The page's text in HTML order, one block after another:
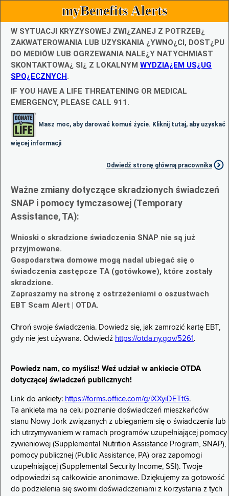
myBenefits Alerts
W SYTUACJI KRYZYSOWEJ ZWI¿ZANEJ Z POTRZEB¿
ZAKWATEROWANIA LUB UZYSKANIA ¿YWNO¿CI, DOST¿PU
DO MEDIÓW LUB OGRZEWANIA NALE¿Y NATYCHMIAST
SKONTAKTOWA¿ SI¿ Z LOKALNYM WYDZIA¿EM US¿UG
SPO¿ECZNYCH.
IF YOU HAVE A LIFE THREATENING OR MEDICAL
EMERGENCY, PLEASE CALL 911.
Masz moc, aby darować komuś życie. Kliknij tutaj, aby uzyskać
więcej informacji
Odwiedź stronę główną pracownika
Ważne zmiany dotyczące skradzionych świadczeń
SNAP i pomocy tymczasowej (Temporary
Assistance, TA):
Wnioski o skradzione świadczenia SNAP nie są już
przyjmowane.
Gospodarstwa domowe mogą nadal ubiegać się o
świadczenia zastępcze TA (gotówkowe), które zostały
skradzione.
Zapraszamy na stronę z ostrzeżeniami o oszustwach
EBT Scam Alert | OTDA.
Chroń swoje świadczenia. Dowiedz się, jak zamrozić kartę EBT,
gdy nie jest używana. Odwiedź https://otda.ny.gov/5261 .
Powiedz nam, co myślisz! Weź udział w ankiecie OTDA
dotyczącej świadczeń publicznych!
Link do ankiety: https://forms.office.com/g/iXXyiDETtG.
Ta ankieta ma na celu poznanie doświadczeń mieszkańców
stanu Nowy Jork związanych z ubieganiem się o świadczenia lub
ich utrzymywaniem w ramach programów uzupełniającej pomocy
żywieniowej (Supplemental Nutrition Assistance Program, SNAP),
pomocy publicznej (Public Assistance, PA) oraz zapomogi
uzupełniającej (Supplemental Security Income, SSI). Twoje
odpowiedzi są całkowicie anonimowe. Dziękujemy za gotowość
do podzielenia się swoimi doświadczeniami z korzystania z tych